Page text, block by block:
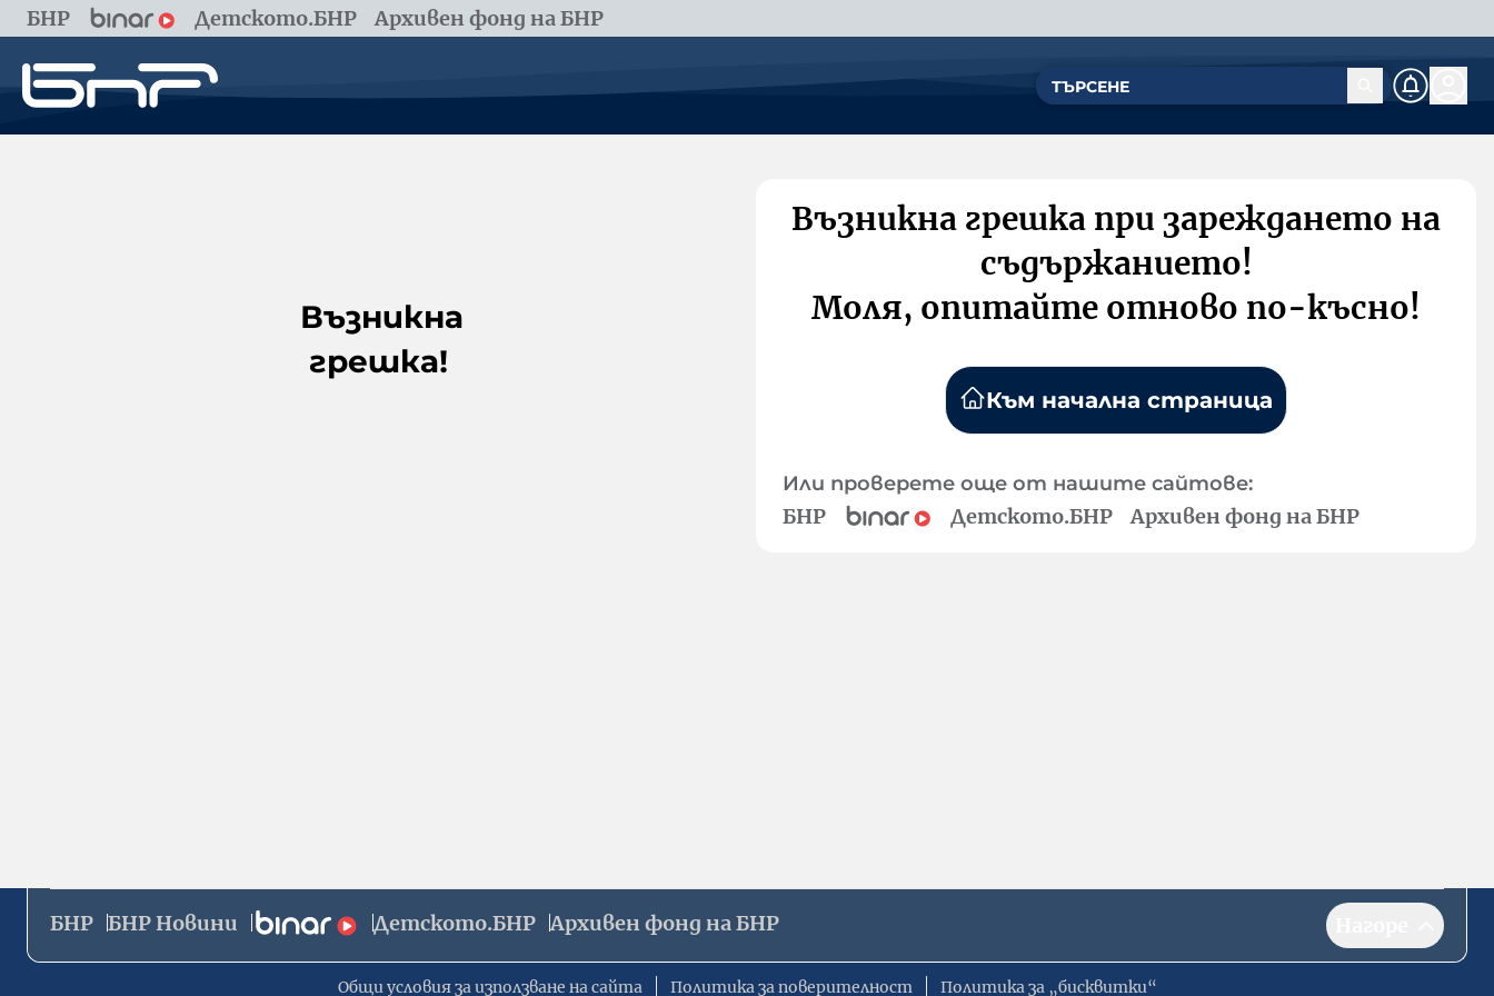
БНР Детското.БНР Архивен фонд на БНР
Възникна
грешка!
Възникна грешка при зареждането на
съдържанието!
Моля, опитайте отново по-късно!
Към начална страница
Или проверете още от нашите сайтове:
БНР Детското.БНР Архивен фонд на БНР
БНР БНР Новини Детското.БНР Архивен фонд на БНР
Общи условия за използване на сайта Политика за поверителност Политика за „бисквитки“